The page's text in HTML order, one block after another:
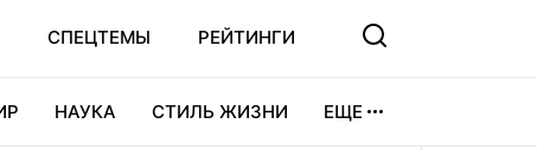
СПЕЦТЕМЫ РЕЙТИНГИ
НАУКА СТИЛЬ ЖИЗНИ ЕЩЕ